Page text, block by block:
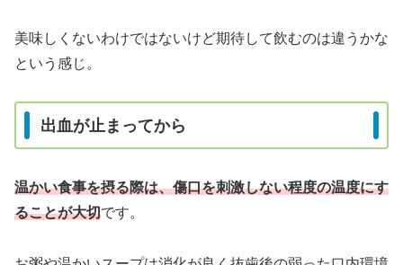
美味しくないわけではないけど期待して飲むのは違うかな
という感じ。
出血が止まってから
温かい食事を摂る際は、傷口を刺激しない程度の温度にす
ることが大切です。